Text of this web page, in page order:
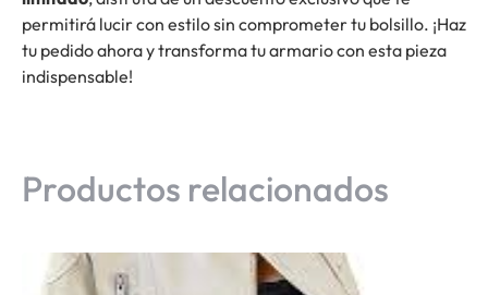
permitirá lucir con estilo sin comprometer tu bolsillo. ¡Haz
tu pedido ahora y transforma tu armario con esta pieza
indispensable!
Productos relacionados